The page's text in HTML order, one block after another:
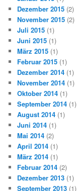
Dezember 2015 (2)
November 2015 (2)
Juli 2015 (1)
Juni 2015 (1)
März 2015 (1)
Februar 2015 (1)
Dezember 2014 (1)
November 2014 (1)
Oktober 2014 (1)
September 2014 (1)
August 2014 (1)
Juni 2014 (1)
Mai 2014 (2)
April 2014 (1)
März 2014 (1)
Februar 2014 (2)
Dezember 2013 (1)
September 2013 (1)